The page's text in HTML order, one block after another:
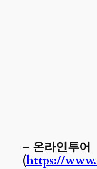
– 온라인투어
(https://